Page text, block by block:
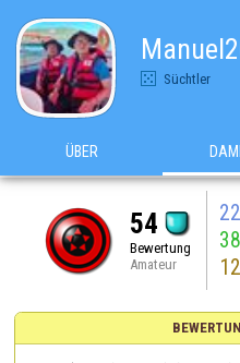
Süchtler
ÜBER
54
Bewertung
Amateur